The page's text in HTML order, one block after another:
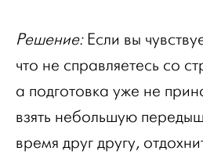
Решение: Если вы
что не справляетесь со
а подготовка уже не
взять небольшую
время друг другу,